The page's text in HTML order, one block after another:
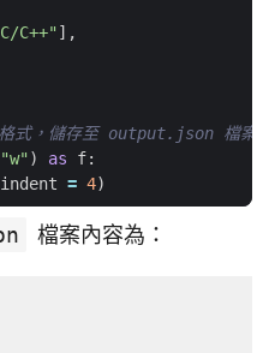
C++"],
式，儲存至 output.json 檔案
"w") as f:
indent = 4)
檔案內容為：